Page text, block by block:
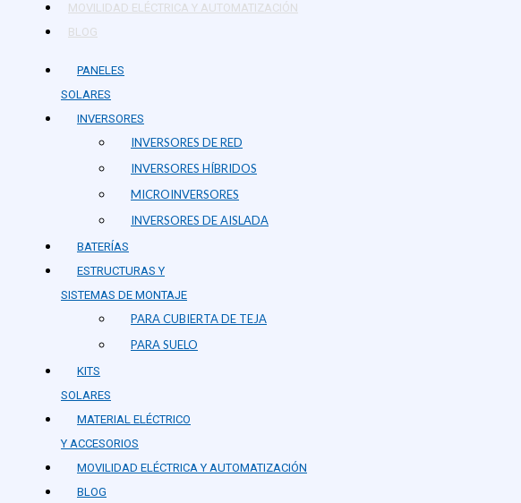
MOVILIDAD ELÉCTRICA Y AUTOMATIZACIÓN
BLOG
PANELES
SOLARES
INVERSORES
INVERSORES DE RED
INVERSORES HÍBRIDOS
MICROINVERSORES
INVERSORES DE AISLADA
BATERÍAS
ESTRUCTURAS Y
SISTEMAS DE MONTAJE
PARA CUBIERTA DE TEJA
PARA SUELO
KITS
SOLARES
MATERIAL ELÉCTRICO
Y ACCESORIOS
MOVILIDAD ELÉCTRICA Y AUTOMATIZACIÓN
BLOG